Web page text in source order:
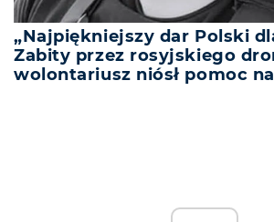
„Najpiękniejszy dar Polski
Zabity przez rosyjskiego
wolontariusz niósł pomoc